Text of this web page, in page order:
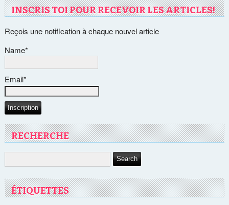
INSCRIS TOI POUR RECEVOIR LES ARTICLES!
Reçois une notification à chaque nouvel article
Name*
Email*
RECHERCHE
ÉTIQUETTES